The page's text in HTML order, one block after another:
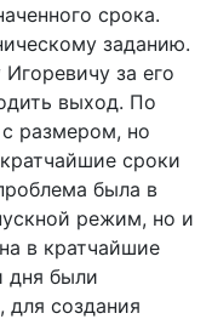
срока.
заданию.
за его
выход. По
размером, но
сроки
была в
режим, но и
в кратчайшие
дня были
для создания